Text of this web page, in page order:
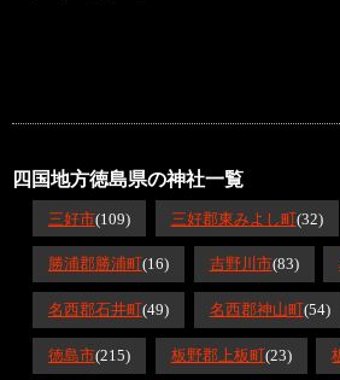
四国地方徳島県の神社一覧
三好市(109) 三好郡東みよし町(32)
勝浦郡勝浦町(16) 吉野川市(83)
名西郡石井町(49) 名西郡神山町(54)
徳島市(215) 板野郡上板町(23)